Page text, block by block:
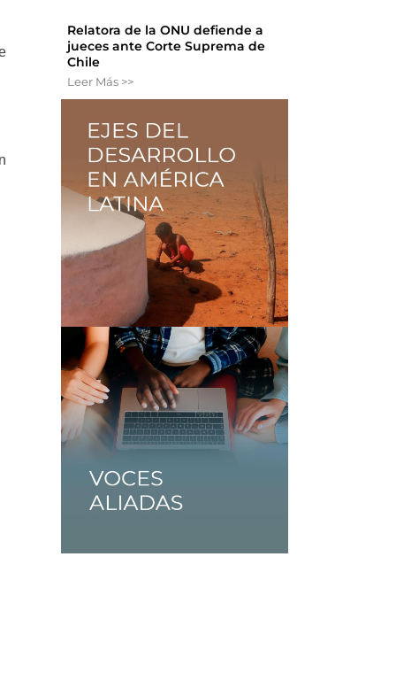
Relatora de la ONU defiende a
jueces ante Corte Suprema de
Chile
Leer Más >>